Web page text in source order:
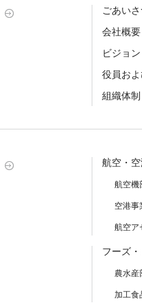
ごあい
会社概要
ビジョン
役員お
組織体制
航空・
航空機
空港事
航空ア
フーズ
農水産
加工食